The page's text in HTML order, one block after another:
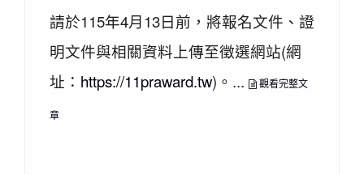
請於115年4月13日前，將報名文件、證
明文件與相關資料上傳至徵選網站(網
址： https://11praward.tw)。... 觀看完整文
章